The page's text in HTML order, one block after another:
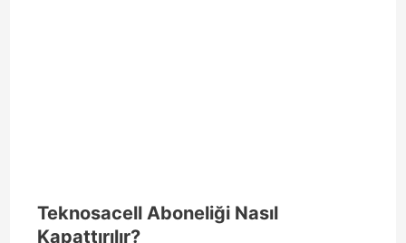
Teknosacell Aboneliği Nasıl
Kapattırılır?